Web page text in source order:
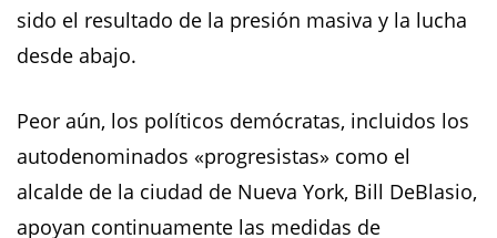
sido el resultado de la presión masiva y la lucha
desde abajo.
Peor aún, los políticos demócratas, incluidos los
autodenominados «progresistas» como el
alcalde de la ciudad de Nueva York, Bill DeBlasio,
apoyan continuamente las medidas de